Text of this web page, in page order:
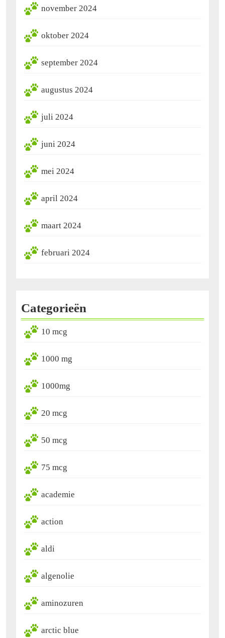
november 2024
oktober 2024
september 2024
augustus 2024
juli 2024
juni 2024
mei 2024
april 2024
maart 2024
februari 2024
Categorieën
10 mcg
1000 mg
1000mg
20 mcg
50 mcg
75 mcg
academie
action
aldi
algenolie
aminozuren
arctic blue